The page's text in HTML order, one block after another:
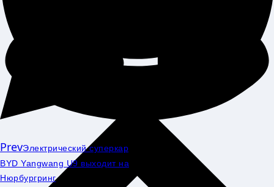
PrevЭлектрический суперкар
BYD Yangwang U9 выходит на
Нюрбургринг